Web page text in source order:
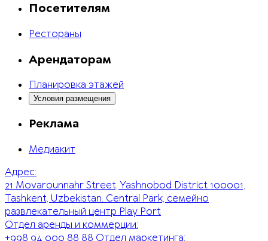
Посетителям
Рестораны
Арендаторам
Планировка этажей
Условия размещения
Реклама
Медиакит
Адрес:
21 Movarounnahr Street, Yashnobod District 100001,
Tashkent, Uzbekistan. Central Park, семейно
развлекательный центр Play Port
Отдел аренды и коммерции:
+998 94 000 88 88 Отдел маркетинга: